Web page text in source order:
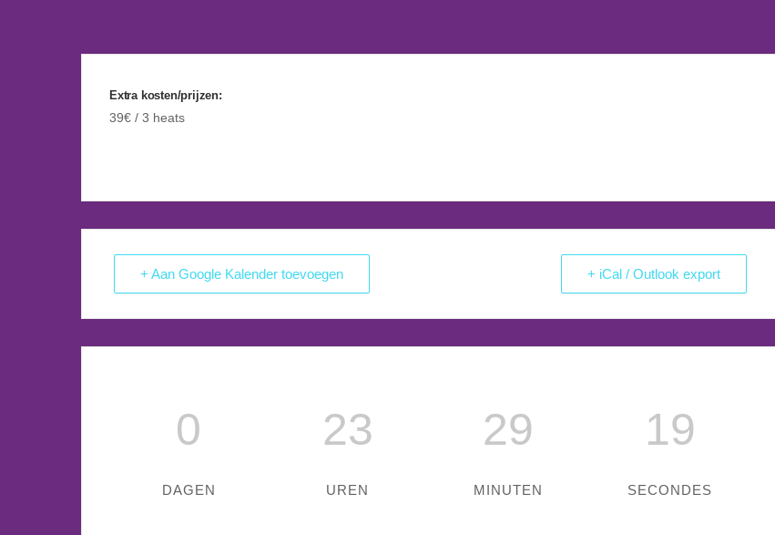
Extra kosten/prijzen:
39€ / 3 heats
+ Aan Google Kalender toevoegen + iCal / Outlook export
0
DAGEN
23
UREN
29
MINUTEN
18
SECONDES